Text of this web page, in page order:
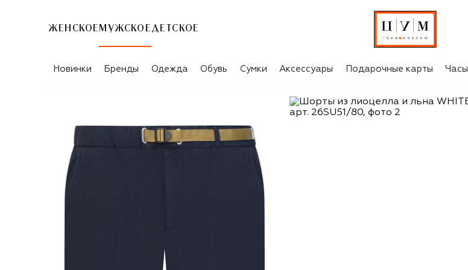
ЖЕНСКОЕ МУЖСКОЕ ДЕТСКОЕ
Новинки Бренды Одежда Обувь Сумки Аксессуары Подарочные карты Часы